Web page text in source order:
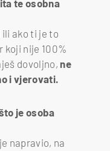
te osobna
ako ti je to
koji nije 100%
dovoljno, ne
i vjerovati.
je osoba
napravio, na